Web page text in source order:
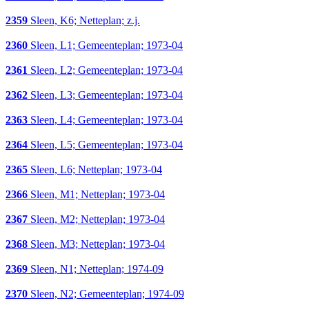
2359 Sleen, K6; Netteplan; z.j.
2360 Sleen, L1; Gemeenteplan; 1973-04
2361 Sleen, L2; Gemeenteplan; 1973-04
2362 Sleen, L3; Gemeenteplan; 1973-04
2363 Sleen, L4; Gemeenteplan; 1973-04
2364 Sleen, L5; Gemeenteplan; 1973-04
2365 Sleen, L6; Netteplan; 1973-04
2366 Sleen, M1; Netteplan; 1973-04
2367 Sleen, M2; Netteplan; 1973-04
2368 Sleen, M3; Netteplan; 1973-04
2369 Sleen, N1; Netteplan; 1974-09
2370 Sleen, N2; Gemeenteplan; 1974-09